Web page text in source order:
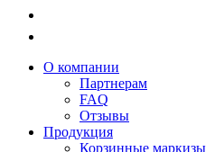
О компании
Партнерам
FAQ
Отзывы
Продукция
Корзинные маркизы